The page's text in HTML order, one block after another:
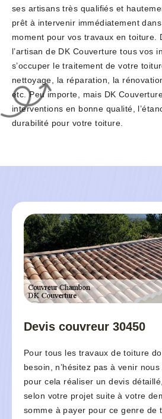
ses artisans très qualifiés et
prêt à intervenir immédiatement
moment pour vos travaux en toiture.
l’artisan de DK Couverture tous vos
s’occuper le traitement de votre
nettoyage, la réparation, la
etc. Peu importe, mais DK
interventions en bonne qualité,
durabilité pour votre toiture.
Devis couvreur 30450
Pour tous les travaux de toiture
besoin, n’hésitez pas à venir
pour cela réaliser un devis
selon votre projet suite à votre
somme à payer pour ce genre de